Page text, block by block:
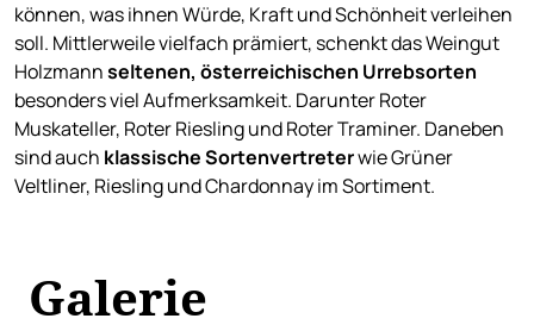
können, was ihnen Würde, Kraft und Schönheit verleihen
soll. Mittlerweile vielfach prämiert, schenkt das Weingut
Holzmannseltenen, österreichischen Urrebsorten
besonders viel Aufmerksamkeit. Darunter Roter
Muskateller, Roter Riesling und Roter Traminer. Daneben
sind auch klassische Sortenvertreterwie Grüner
Veltliner, Riesling und Chardonnay im Sortiment.
Galerie